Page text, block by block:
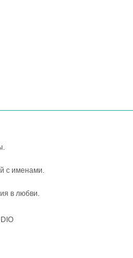
с именами.
в любви.